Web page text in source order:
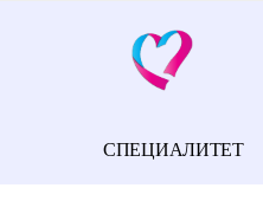
СПЕЦИАЛИТЕТ